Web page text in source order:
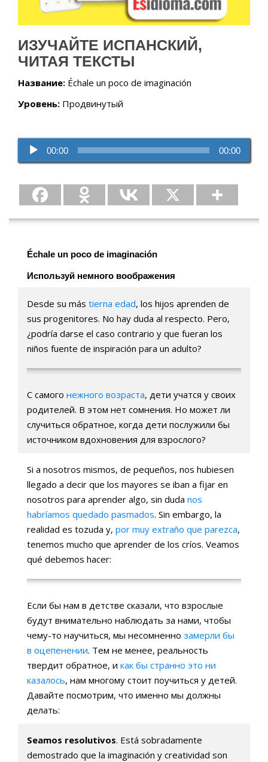
ИЗУЧАЙТЕ ИСПАНСКИЙ,
ЧИТАЯ ТЕКСТЫ
Название: Échale un poco de imaginación
Уровень: Продвинутый
Аудиоплеер
00:00 00:00
Échale un poco de imaginación
Используй немного воображения
Desde su más tierna edad, los hijos aprenden de
sus progenitores. No hay duda al respecto. Pero,
¿podría darse el caso contrario y que fueran los
niños fuente de inspiración para un adulto?
С самого нежного возраста, дети учатся у своих
родителей. В этом нет сомнения. Но может ли
случиться обратное, когда дети послужили бы
источником вдохновения для взрослого?
Si a nosotros mismos, de pequeños, nos hubiesen
llegado a decir que los mayores se iban a fijar en
nosotros para aprender algo, sin duda nos
habríamos quedado pasmados. Sin embargo, la
realidad es tozuda y, por muy extraño que parezca,
tenemos mucho que aprender de los críos. Veamos
qué debemos hacer:
Если бы нам в детстве сказали, что взрослые
будут внимательно наблюдать за нами, чтобы
чему-то научиться, мы несомненно замерли бы
в оцепенении. Тем не менее, реальность
твердит обратное, и как бы странно это ни
казалось, нам многому стоит поучиться у детей.
Давайте посмотрим, что именно мы должны
делать:
Seamos resolutivos. Está sobradamente
demostrado que la imaginación y creatividad son